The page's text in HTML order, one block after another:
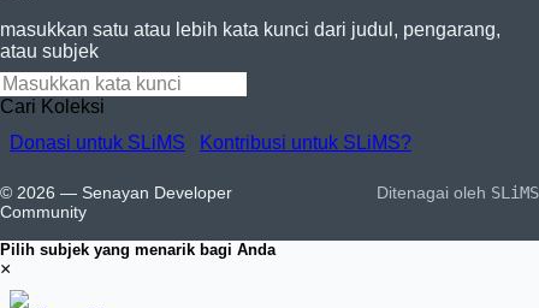
masukkan satu atau lebih kata kunci dari judul, pengarang,
atau subjek
Cari Koleksi
Donasi untuk SLiMS
Kontribusi untuk SLiMS?
© 2026 — Senayan Developer
Community
Ditenagai oleh SLiMS
Pilih subjek yang menarik bagi Anda
×